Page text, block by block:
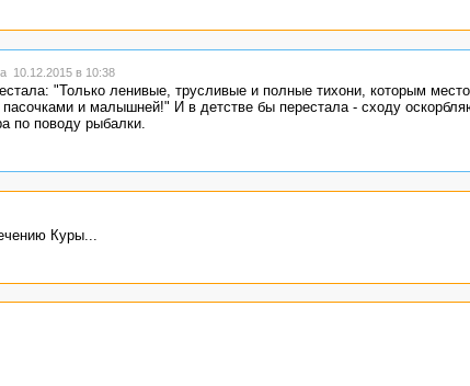
10.12.2015 в 10:38
"Только ленивые, трусливые и полные тихони, которым
и малышней!" И в детстве бы перестала - сходу
по поводу рыбалки.
Куры...